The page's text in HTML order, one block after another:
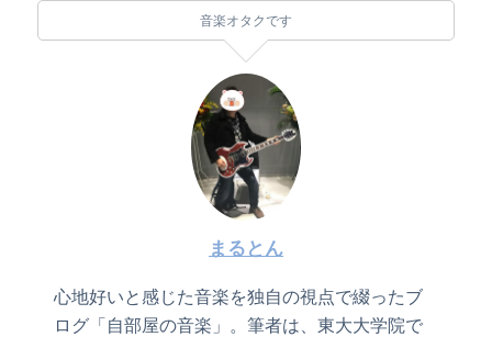
音楽オタクです
まるとん
心地好いと感じた音楽を独自の視点で綴ったブ
ログ「自部屋の音楽」。筆者は、東大大学院で